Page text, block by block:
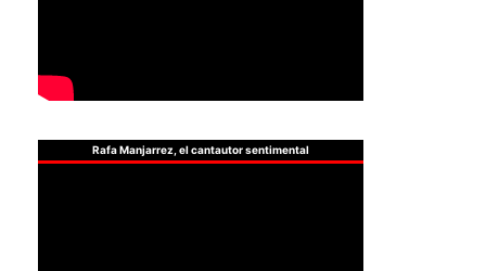
Rafa Manjarrez, el cantautor sentimental